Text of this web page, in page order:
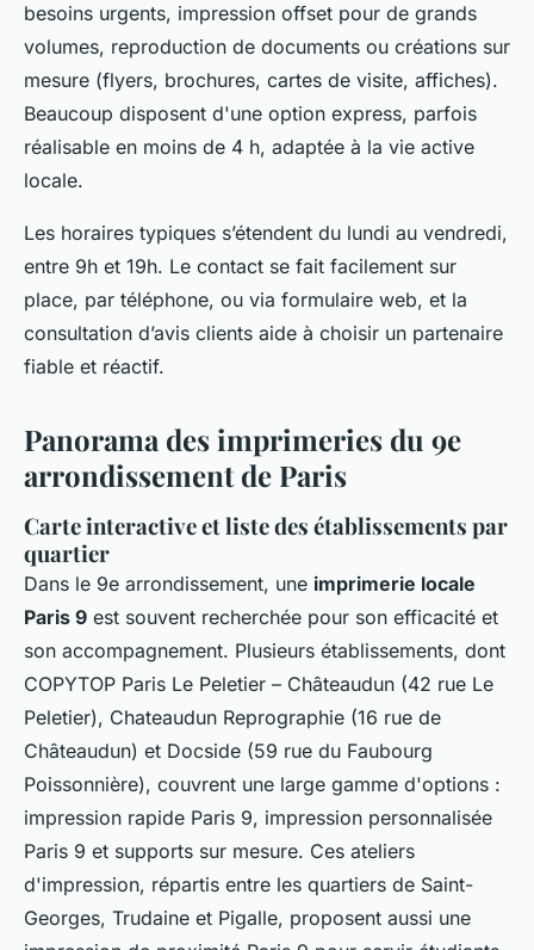
besoins urgents, impression offset pour de grands
volumes, reproduction de documents ou créations sur
mesure (flyers, brochures, cartes de visite, affiches).
Beaucoup disposent d'une option express, parfois
réalisable en moins de 4 h, adaptée à la vie active
locale.
Les horaires typiques s’étendent du lundi au vendredi,
entre 9h et 19h. Le contact se fait facilement sur
place, par téléphone, ou via formulaire web, et la
consultation d’avis clients aide à choisir un partenaire
fiable et réactif.
Panorama des imprimeries du 9e
arrondissement de Paris
Carte interactive et liste des établissements par
quartier
Dans le 9e arrondissement, une imprimerie locale
Paris 9 est souvent recherchée pour son efficacité et
son accompagnement. Plusieurs établissements, dont
COPYTOP Paris Le Peletier – Châteaudun (42 rue Le
Peletier), Chateaudun Reprographie (16 rue de
Châteaudun) et Docside (59 rue du Faubourg
Poissonnière), couvrent une large gamme d'options :
impression rapide Paris 9, impression personnalisée
Paris 9 et supports sur mesure. Ces ateliers
d'impression, répartis entre les quartiers de Saint-
Georges, Trudaine et Pigalle, proposent aussi une